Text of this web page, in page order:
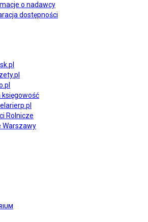
o nadawcy
dostępności
księgowość
Rolnicze
Warszawy